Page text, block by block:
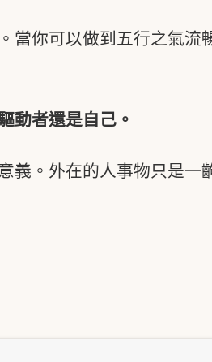
當你可以做到五行之氣流
動者還是自己。
義。外在的人事物只是一